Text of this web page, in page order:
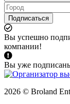
Подписаться
Вы успешно
компании!
Вы уже
2026 © Broland